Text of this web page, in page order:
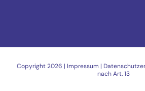
Copyright2026 | Impressum |
nach Art. 13